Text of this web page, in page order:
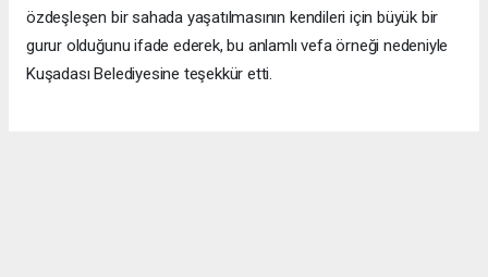
özdeşleşen bir sahada yaşatılmasının kendileri için büyük bir
gurur olduğunu ifade ederek, bu anlamlı vefa örneği nedeniyle
Kuşadası Belediyesine teşekkür etti.